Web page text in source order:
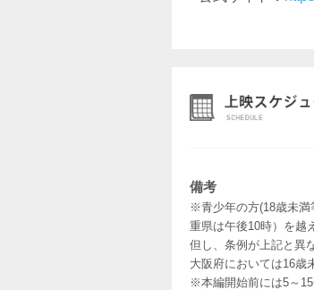
備考
※青少年の方(18歳未満
重県は午後10時）を越
但し、条例が上記と異
大阪府においては16歳
※本編開始前には5～15